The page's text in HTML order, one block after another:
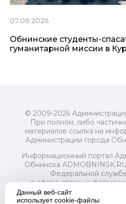
07.08.2026
Обнинские студенты-
гуманитарной миссии в
© 2009-2026
При полном, либо
материалов ссылка на
Администрации города
Информационный портал
Обнинска
Федеральной
в сфере связи,
и массовых коммуникаций
2018 года.
Данный веб-сайт
использует cookie-файлы